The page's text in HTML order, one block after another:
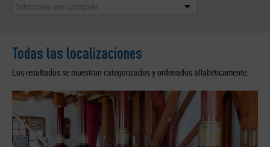
Selecciona una categoría
Todas las localizaciones
Los resultados se muestran categorizados y ordenados alfabéticamente.